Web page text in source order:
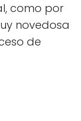
como por
novedosa
de